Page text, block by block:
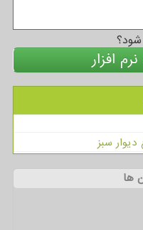
شود؟
افزار
سبز
ها